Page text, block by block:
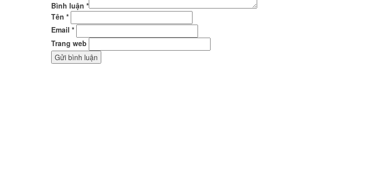
Bình luận *
Tên *
Email *
Trang web